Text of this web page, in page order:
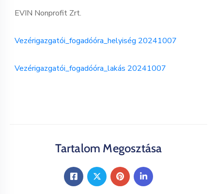
EVIN Nonprofit Zrt.
Vezérigazgatói_fogadóóra_helyiség 20241007
Vezérigazgatói_fogadóóra_lakás 20241007
Tartalom Megosztása